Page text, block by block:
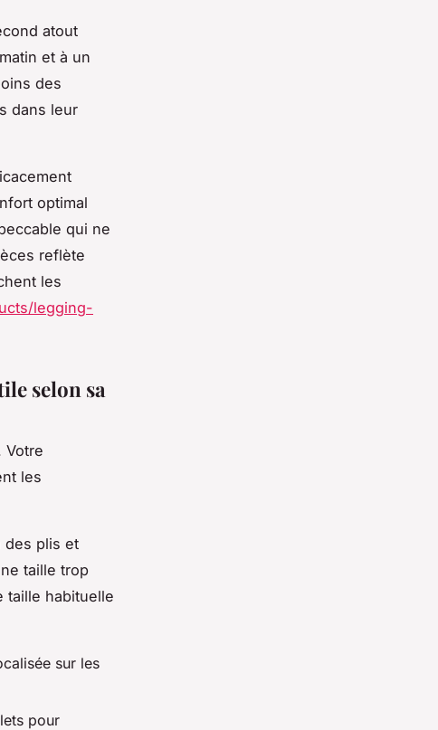
atout
et à un
des
dans leur
optimal
qui ne
reflète
les
legging-
selon sa
Votre
les
des plis et
taille trop
taille habituelle
sur les
pour